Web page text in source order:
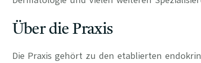
Über die Praxis
Die Praxis gehört zu den etablierten